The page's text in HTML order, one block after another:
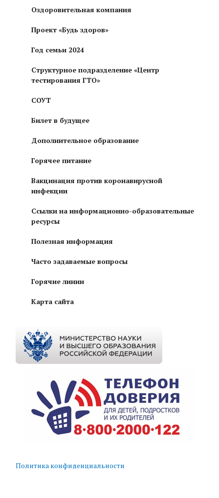
Оздоровительная компания
Проект «Будь здоров»
Год семьи 2024
Структурное подразделение «Центр
тестирования ГТО»
СОУТ
Билет в будущее
Дополнительное образование
Горячее питание
Вакцинация против коронавирусной
инфекции
Ссылки на информационно-образовательные
ресурсы
Полезная информация
Часто задаваемые вопросы
Горячие линии
Карта сайта
Политика конфиденциальности